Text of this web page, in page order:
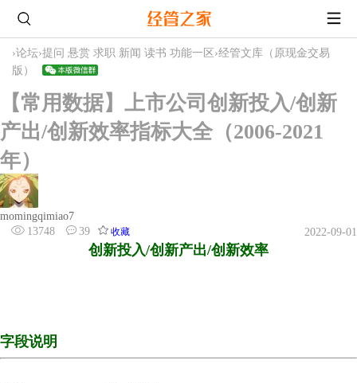
›论坛›提问 悬赏 求职 新闻 读书 功能一区 ›经管文库（原现金交易
版）
【常用数据】上市公司创新投入/创新
产出/创新效率指标大全（2006-2021
年）
momingqimiao7
13748
39 收藏 2022-09-01
创新投入/创新产出/创新效率
字段说明